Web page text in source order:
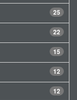
25
22
15
12
12